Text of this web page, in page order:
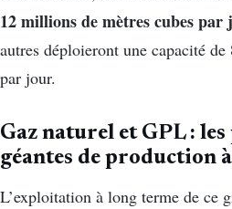
12 millions de mètres cubes par
autres déploieront une capacité
par jour.
Gaz naturel et GPL :
géantes de production
L’exploitation à long terme de ce